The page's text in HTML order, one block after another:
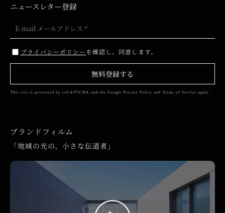
ニュースレター登録
プライバシーポリシーを確認し、同意します。
無料登録する
This site is protected by reCAPTCHA and the Google Privacy Policy and Terms of Service apply.
ブランドフィルム
「地域の光の、小さな伝道者」